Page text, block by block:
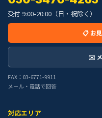
受付 9:00-20:00（日・祝除く）
📋 お
✉️ メ
FAX：03-6771-9911
メール・電話で回答
対応エリア